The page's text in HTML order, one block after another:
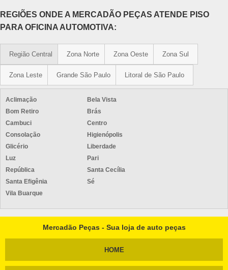
REGIÕES ONDE A MERCADÃO PEÇAS ATENDE PISO
PARA OFICINA AUTOMOTIVA:
Região Central Zona Norte Zona Oeste Zona Sul
Zona Leste Grande São Paulo Litoral de São Paulo
Aclimação
Bela Vista
Bom Retiro
Brás
Cambuci
Centro
Consolação
Higienópolis
Glicério
Liberdade
Luz
Pari
República
Santa Cecília
Santa Efigênia
Sé
Vila Buarque
Mercadão Peças - Sua loja de auto peças
HOME